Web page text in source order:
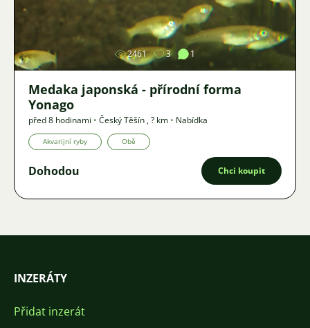
Obrázek
2461 3 1
Medaka japonská - přírodní forma
Yonago
před 8 hodinami • Český Těšín ,? km • Nabídka
Akvarijní ryby Obě
Dohodou Chci koupit
INZERÁTY
Přidat inzerát